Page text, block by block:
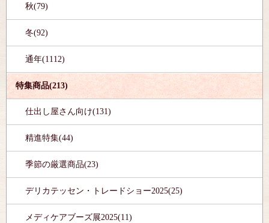
秋(79)
冬(92)
通年(1112)
特集商品(213)
仕出し屋さん向け(131)
精進特集(44)
季節の厳選商品(23)
デリカテッセン・トレードショー2025(25)
メディケアブーズ展2025(11)